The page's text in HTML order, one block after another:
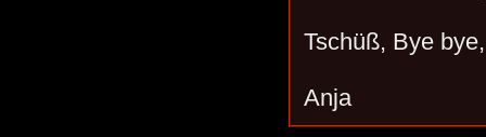
Tschüß, Bye
Anja